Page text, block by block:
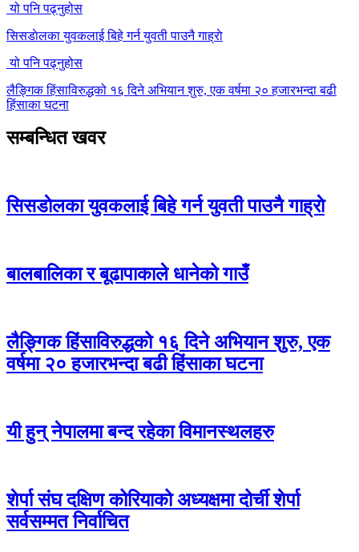
यो पनि पढ्नुहोस
सिसडाेलका युवकलाई बिहे गर्न युवती पाउनै गाह्राे
यो पनि पढ्नुहोस
लैङ्गिक हिंसाविरुद्धको १६ दिने अभियान शुरु, एक वर्षमा २० हजारभन्दा बढी
हिंसाका घटना
सम्बन्धित खवर
सिसडाेलका युवकलाई बिहे गर्न युवती पाउनै गाह्राे
बालबालिका र बूढापाकाले धानेको गाउँ
लैङ्गिक हिंसाविरुद्धको १६ दिने अभियान शुरु, एक
वर्षमा २० हजारभन्दा बढी हिंसाका घटना
यी हुन् नेपालमा बन्द रहेका विमानस्थलहरु
शेर्पा संघ दक्षिण कोरियाको अध्यक्षमा दोर्ची शेर्पा
सर्वसम्मत निर्वाचित